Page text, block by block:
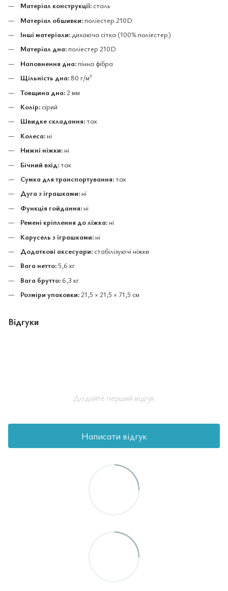
Матеріал конструкції: сталь
Матеріал обшивки: поліестер 210D
Інші матеріали: дихаюча сітка (100% поліестер)
Матеріал дна: поліестер 210D
Наповнення дна: пінна фібра
Щільність дна: 80 г/м²
Товщина дна:2 мм
Колір: сірий
Швидке складання:так
Колеса: ні
Нижні ніжки: ні
Бічний вхід:так
Сумка для транспортування:так
Дуга з іграшками: ні
Функція гойдання: ні
Ремені кріплення до ліжка: ні
Карусель з іграшками: ні
Додаткові аксесуари: стабілізуючі ніжки
Вага нетто:5,6 кг
Вага брутто: 6,3 кг
Розміри упаковки:21,5 × 21,5 × 71,5 см
Відгуки
Додайте перший відгук
Написати відгук